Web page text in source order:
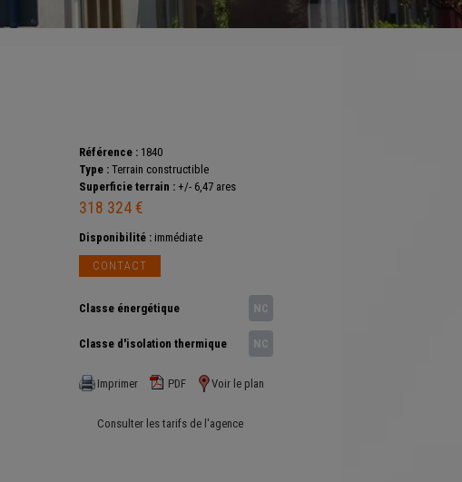
Référence : 1840
Type : Terrain constructible
Superficie terrain : +/- 6,47 ares
318 324 €
Disponibilité : immédiate
CONTACT
Classe énergétique NC
Classe d'isolation thermique NC
Imprimer PDF Voir le plan
Consulter les tarifs de l'agence